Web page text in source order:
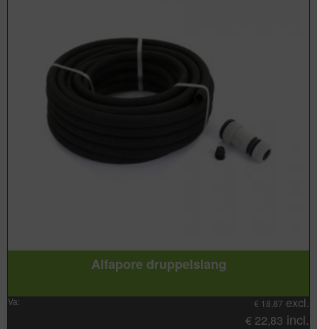
Alfapore druppelslang
Va: € 18,87 excl.
€ 22,83 incl.